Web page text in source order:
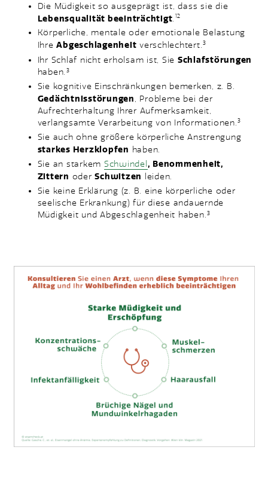
Die Müdigkeit so ausgeprägt ist, dass sie die
Lebensqualität beeinträchtigt. 12
Körperliche, mentale oder emotionale Belastung
IhreAbgeschlagenheit verschlechtert.3
Ihr Schlaf nicht erholsam ist, Sie Schlafstörungen
haben. 3
Sie kognitive Einschränkungen bemerken, z. B.
Gedächtnisstörungen, Probleme bei der
Aufrechterhaltung Ihrer Aufmerksamkeit,
verlangsamte Verarbeitung von Informationen. 3
Sie auch ohne größere körperliche Anstrengung
starkes Herzklopfen haben.
Sie an starkem Schwindel, Benommenheit,
Zittern oderSchwitzen leiden.
Sie keine Erklärung (z. B. eine körperliche oder
seelische Erkrankung) für diese andauernde
Müdigkeit und Abgeschlagenheit haben.3
WANN SIE ZU EINEM/EINER ARZT/